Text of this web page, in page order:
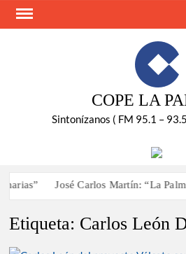
COPE LA
Sintonízanos ( FM 95.1 –
José Carlos Martín: “La Palma
Etiqueta: Carlos León